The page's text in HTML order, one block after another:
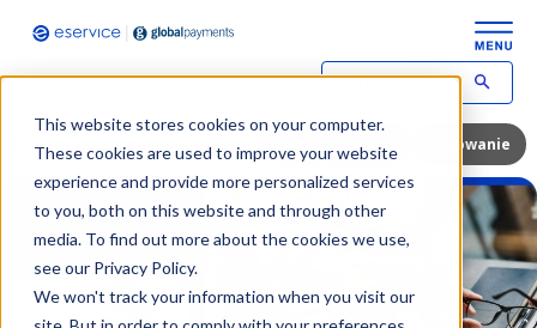
This website stores cookies on your computer.
These cookies are used to improve your website
experience and provide more personalized services
to you, both on this website and through other
media. To find out more about the cookies we use,
see our Privacy Policy.
We won't track your information when you visit our
Darmowy terminal płatniczy Zamów kontakt Logowanie